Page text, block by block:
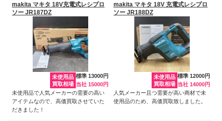
makita マキタ 18V充電式レシプロ
ソー JR187DZ
未使用品
買取相場
標準 13000円
当社 15000円
未使用品で人気メーカーの需要の高い
アイテムなので、高価買取させていた
だきました！
makita マキタ 18V 充電式レシプロ
ソー JR188DZ
未使用品
買取相場
標準 12000円
当社 14000円
人気メーカー且つ需要が高い商材で未
使用品のため、高価買取致しました。